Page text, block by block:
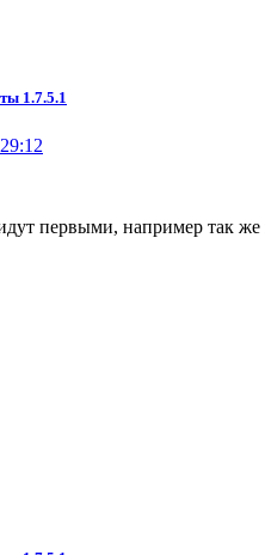
1.7.5.1
первыми, например так же